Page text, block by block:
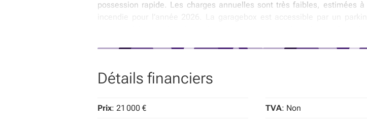
possession rapide. Les charges annuelles sont très faibles, estimées
incendie pour l’année 2026. La garagebox est accessible par un
l’acquisition. Cette garagebox représente un investissement sûr et
* Ce texte est généré à partir d’une intelligence artificielle.
Détails financiers
Prix: 21 000 € TVA: Non